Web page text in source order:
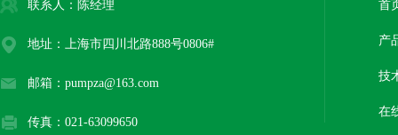
联系人：陈经理
地址：上海市四川北路888号0806#
邮箱：pumpza@163.com
传真：021-63099650
首
产
技
在